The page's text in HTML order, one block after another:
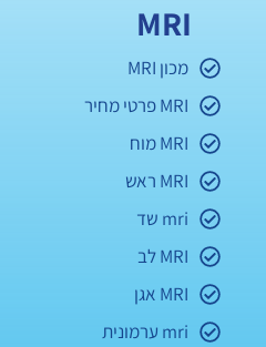
MRI
מכון MRI
MRI פרטי מחיר
MRI מוח
MRI ראש
mri שד
MRI לב
MRI אגן
mri ערמונית